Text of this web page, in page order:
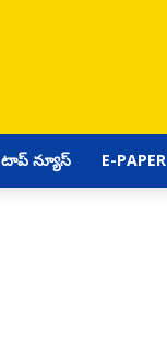
టాప్ న్యూస్ E-PAPER